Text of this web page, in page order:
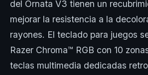
del Ornata V3 tienen un
mejorar la resistencia a la
rayones. El teclado para juegos
Razer Chroma™ RGB con 10
teclas multimedia dedicadas